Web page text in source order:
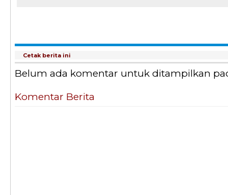
Cetak berita ini
Belum ada komentar untuk ditampilkan
Komentar Berita